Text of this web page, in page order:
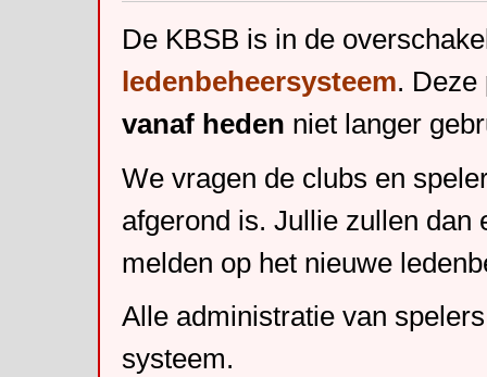
De KBSB is in de
ledenbeheersysteem. Deze
vanaf heden niet langer
We vragen de clubs en
afgerond is. Jullie zullen dan
melden op het nieuwe
Alle administratie van
systeem.